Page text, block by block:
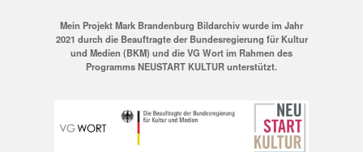
Mein Projekt Mark Brandenburg Bildarchiv wurde im Jahr
2021 durch die Beauftragte der Bundesregierung für Kultur
und Medien (BKM) und die VG Wort im Rahmen des
Programms NEUSTART KULTUR unterstützt.